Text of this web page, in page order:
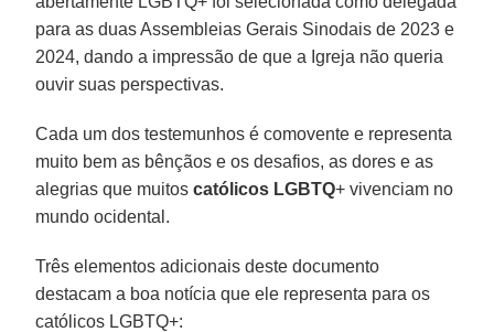
para as duas Assembleias Gerais Sinodais de 2023 e
2024, dando a impressão de que a Igreja não queria
ouvir suas perspectivas.
Cada um dos testemunhos é comovente e representa
muito bem as bênçãos e os desafios, as dores e as
alegrias que muitoscatólicos LGBTQ+ vivenciam no
mundo ocidental.
Três elementos adicionais deste documento
destacam a boa notícia que ele representa para os
católicos LGBTQ+: